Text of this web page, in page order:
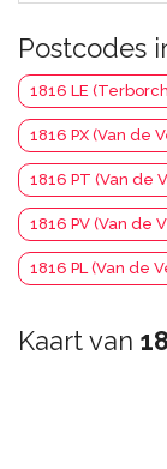
Postcodes
1816 LE
1816 PX (Van de
1816 PT (Van de
1816 PV (Van de
1816 PL (Van de
Kaart van